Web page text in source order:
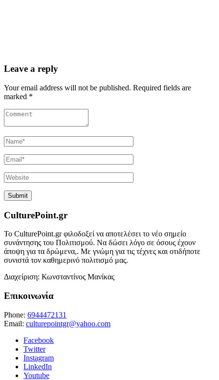
Leave a reply
Your email address will not be published. Required fields are
marked *
CulturePoint.gr
Το CulturePoint.gr φιλοδοξεί να αποτελέσει το νέο σημείο
συνάντησης του Πολιτισμού. Να δώσει λόγο σε όσους έχουν
άποψη για τα δρώμενα,. Με γνώμη για τις τέχνες και οτιδήποτε
συνιστά τον καθημερινό πολιτισμό μας.
Διαχείριση: Κωνσταντίνος Μανίκας
Επικοινωνία
Phone: 6944472131
Email: culturepointgr@yahoo.com
Facebook
Twitter
Instagram
LinkedIn
Youtube